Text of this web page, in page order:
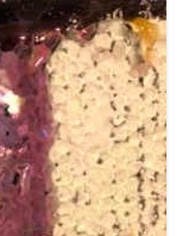
موسیقی
چهره‌ها
عکاسی و
کتاب و کتاب‌خوانی
تاریخ
معماری